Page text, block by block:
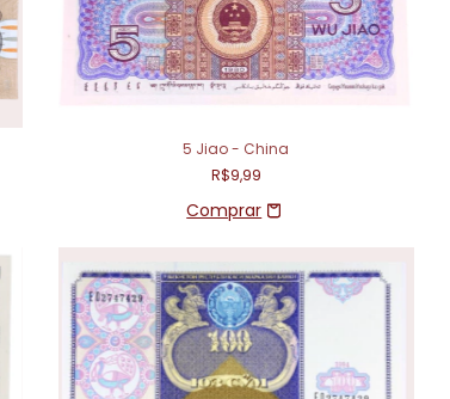
5 Jiao - China
R$9,99